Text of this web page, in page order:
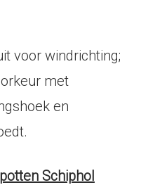
voor windrichting;
met
en
Schiphol